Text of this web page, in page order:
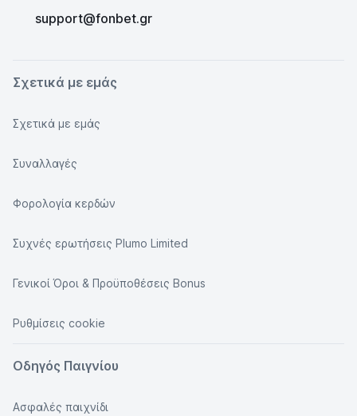
support@fonbet.gr
Σχετικά με εμάς
Σχετικά με εμάς
Συναλλαγές
Φορολογία κερδών
Συχνές ερωτήσεις Plumo Limited
Γενικοί Όροι & Προϋποθέσεις Bonus
Ρυθμίσεις cookie
Οδηγός Παιγνίου
Ασφαλές παιχνίδι